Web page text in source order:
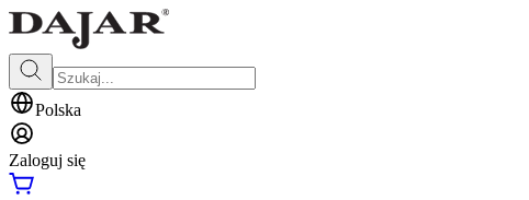
Polska
Zaloguj się